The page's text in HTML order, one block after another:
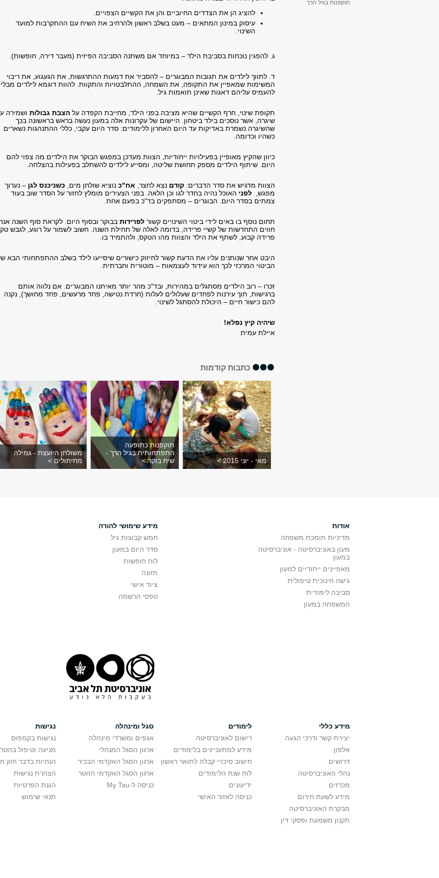
תוקפנות בגיל הרך
להציג הן את הצדדים החיוביים והן את הקשיים הצפויים.
עיסוק במינון המתאים – מעט בשלב ראשון ולהרחיב את השיח עם ההתקרבות למועד
השינוי.
ג. להפגין נוכחות בסביבת הילד – במיוחד אם משתנה הסביבה הפיזית (מעבר דירה, חופשות).
ד. לתווך לילדים את תגובות המבוגרים – להסביר את דמעות ההתרגשות, את הגעגוע, את ריבוי
המשימות שמאפיין את התקופה, את השמחה, ההתלבטויות והתקוות. ​להוות דוגמא לילדים מבלי
להעמיס עליהם דאגות שאינן תואמות גיל.
תקופת שינוי, חרף הקשיים שהיא מציבה בפני הילד, מחייבת הקפדה על הצבת גבולות ושמירה
שיגרה, אשר נוסכים בילד ביטחון. היישום של עקרונות אלה במעון נעשה בראש בראשונה בכך
שהשיגרה נשמרת באדיקות עד היום האחרון ללימודים: סדר היום עקבי, כללי ההתנהגות נשארים
כשהיו וכדומה.
כיוון שהקיץ מאופיין בפעילויות ייחודיות, הצוות מעדכן במפגש הבוקר את הילדים מה צפוי להם
היום. שיתוף הילדים מספק תחושת שליטה, ומסייע לילדים להשתלב בפעילות בהצלחה.
הצוות מדגיש את סדר הדברים: קודם נצא לחצר, אח"כ נוציא שולחן מים, כשניכנס לגן – נערוך
מפגש, לפני האוכל נהיה בחדר לגו וכן הלאה. בפני הצעירים מומלץ לחזור על הסדר שוב בעוד
צמתים בסדר היום. הבוגרים – מסתפקים בד"כ בפעם אחת.
תחום נוסף בו באים לידי ביטוי השינויים קשור לפרידות בבוקר ובסוף היום. לקראת סוף השנה
חווים התחדשות של קשיי פרידה, בדומה לאלה של תחילת השנה. חשוב לשמור על רוגע, לגבש
פרידה קבוע, לשתף את הילד והצוות מהו הטקס, ולהתמיד בו.
היבט אחר שנותנים עליו את הדעת קשור לחיזוק כישורים שיסייעו לילד בשלב ההתפתחותי הבא
הביטוי המרכזי לכך הוא עידוד לעצמאות – מוטורית וחברתית.
זכרו – רוב הילדים מסתגלים במהירות, ובד"כ מהר יותר מאיתנו המבוגרים. אם נלווה אותם
ברגישות, תוך עירנות לפחדים שעלולים לעלות (חרדת נטישה, פחד מרעשים, פחד מחושך), נקנה
להם כישור חיים – היכולת להסתגל לשינוי.
שיהיה קיץ נפלא!
איילת עמית
כתבות קודמות
מאי - יוני 2015 >
תוקפנות כתופעה
התפתחותית בגיל הרך -
שיח בוקר >
משולחן היועצת - גמילה
מחיתולים >
אודות
מדיניות תומכת משפחה
מעון באוניברסיטה - אוניברסיטה
במעון
מאפיינים ייחודיים למעון
גישה חינוכית טיפולית
סביבה לימודית
המשפחה במעון
מידע שימושי להורה
חמש קבוצות גיל
סדר היום במעון
לוח חופשות
תזונה
ציוד אישי
טפסי הרשמה
מידע כללי
יצירת קשר ודרכי הגעה
אלפון
דרושים
נהלי האוניברסיטה
מכרזים
מידע לשעת חירום
מבקרת האוניברסיטה
תקנון משמעת ופסקי דין
לימודים
רישום לאוניברסיטה
מידע למתעניינים בלימודים
חישוב סיכויי קבלה לתואר ראשון
לוח שנת הלימודים
ידיעונים
כניסה לאזור האישי
סגל ומינהלה
אגפים ומשרדי מינהלה
ארגון הסגל המנהלי
ארגון הסגל האקדמי הבכיר
ארגון הסגל האקדמי הזוטר
כניסה ל-My Tau
נגישות
נגישות בקמפוס
מניעה וטיפול
הנחיות בדבר חוק
הצהרת נגישות
הגנת הפרטיות
תנאי שימוש